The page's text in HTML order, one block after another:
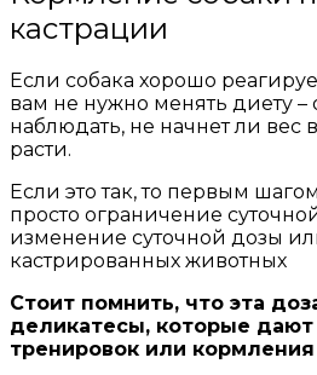
кастрации
Если собака хорошо
вам не нужно менять диету –
наблюдать, не начнет ли вес
расти.
Если это так, то первым
просто ограничение
изменение суточной дозы
кастрированных животных
Стоит помнить, что эта
деликатесы, которые дают
тренировок или